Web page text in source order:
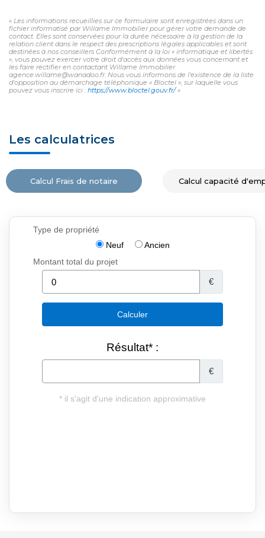
« Les informations recueillies sur ce formulaire sont enregistrées dans un
fichier informatisé par Willame Immobilier pour gérer votre demande de
contact. Elles sont conservées pour la durée nécessaire à la gestion de la
relation client dans le respect des prescriptions légales applicables et sont
destinées à nos conseillers Conformément à la loi « informatique et libertés
», vous pouvez exercer votre droit d'accès aux données vous concernant et
les faire rectifier en contactant Willame Immobilier
agence.willame@wanadoo.fr. Nous vous informons de l'existence de la liste
d'opposition au démarchage téléphonique « Bloctel », sur laquelle vous
pouvez vous inscrire ici : https://www.bloctel.gouv.fr/»
Les calculatrices
Calcul Frais de notaire Calcul capacité